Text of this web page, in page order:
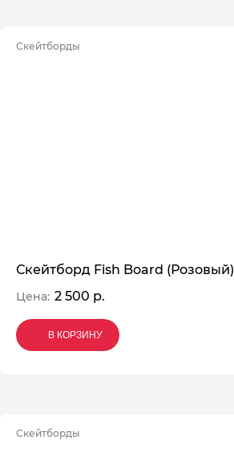
Скейтборды
Скейтборд Fish Board (Розовый)
Цена: 2 500 р.
В КОРЗИНУ
В КОРЗИНУ
В КОРЗИНУ
Скейтборды